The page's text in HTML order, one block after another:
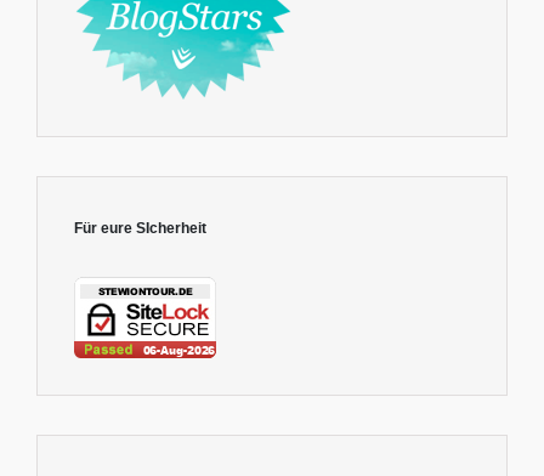
Für eure SIcherheit